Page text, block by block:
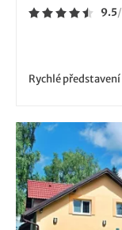
9.5/
Rychlépředstavení